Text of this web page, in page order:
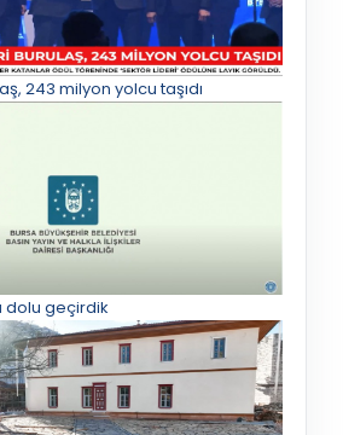
243 milyon yolcu taşıdı
dolu geçirdik